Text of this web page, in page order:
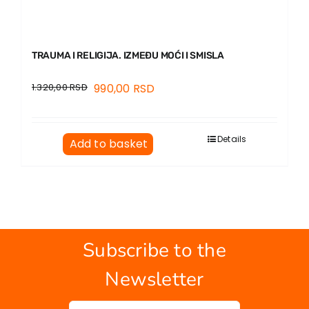
TRAUMA I RELIGIJA. IZMEĐU MOĆI I SMISLA
1.320,00RSD 990,00 RSD
Add to basket Details
Subscribe to the
Newsletter